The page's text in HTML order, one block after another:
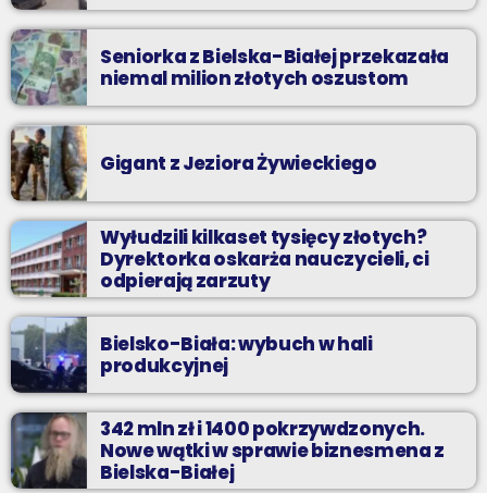
Seniorka z Bielska-Białej przekazała
niemal milion złotych oszustom
Gigant z Jeziora Żywieckiego
Wyłudzili kilkaset tysięcy złotych?
Dyrektorka oskarża nauczycieli, ci
odpierają zarzuty
Bielsko-Biała: wybuch w hali
produkcyjnej
342 mln zł i 1400 pokrzywdzonych.
Nowe wątki w sprawie biznesmena z
Bielska-Białej